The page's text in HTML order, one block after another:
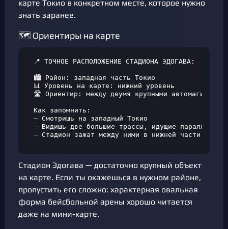
карте Токио в конкретном месте, которое нужно
знать заранее.
🗺️ Ориентиры на карте
📍 ТОЧНОЕ РАСПОЛОЖЕНИЕ СТАДИОНА ЭДОГАВА:
🏙️ Район: западная часть Токио
📊 Уровень на карте: нижний уровень
🛣️ Ориентир: между двумя крупными
Как запомнить:
— Смотришь на западный Токио
— Видишь две большие трассы, идущие параллельно
— Стадион зажат между ними в нижней части
Стадион Эдогава — достаточно крупный объект
на карте. Если ты окажешься в нужном районе,
пропустить его сложно: характерная овальная
форма бейсбольной арены хорошо читается
даже на мини-карте.